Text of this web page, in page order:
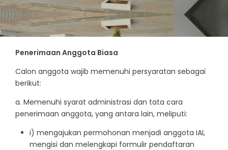
LAYANAN IAI
INFORMASI
Penerimaan Anggota Biasa
Calon anggota wajib memenuhi persyaratan sebagai
berikut:
a. Memenuhi syarat administrasi dan tata cara
penerimaan anggota, yang antara lain, meliputi:
i) mengajukan permohonan menjadi anggota IAI,
mengisi dan melengkapi formulir pendaftaran